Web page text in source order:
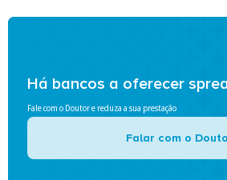
Há bancos a oferecer
Fale com o Doutor e reduza a sua prestação
Falar com o